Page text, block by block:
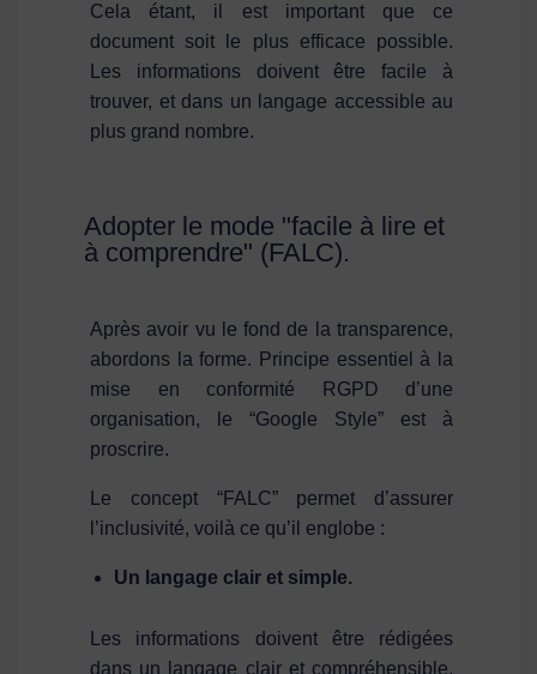
Cela étant, il est important que ce
document soit le plus efficace possible.
Les informations doivent être facile à
trouver, et dans un langage accessible au
plus grand nombre.
Adopter le mode "facile à lire et
à comprendre" (FALC).
Après avoir vu le fond de la transparence,
abordons la forme. Principe essentiel à la
mise en conformité RGPD d’une
organisation, le “Google Style” est à
proscrire.
Le concept “FALC” permet d’assurer
l’inclusivité, voilà ce qu’il englobe :
Un langage clair et simple.
Les informations doivent être rédigées
dans un langage clair et compréhensible,